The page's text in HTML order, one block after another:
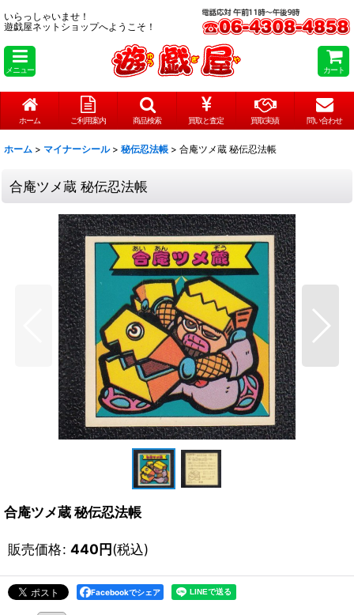
いらっしゃいませ！
遊戯屋ネットショップへようこそ！
メニュー カート
ホーム ご利用案内 商品検索 買取と査定 買取実績 問い合わせ
ホーム > マイナーシール > 秘伝忍法帳 > 合庵ツメ蔵 秘伝忍法帳
合庵ツメ蔵 秘伝忍法帳
合庵ツメ蔵 秘伝忍法帳
販売価格: 440円(税込)
Facebookでシェア